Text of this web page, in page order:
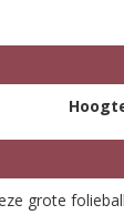
grote